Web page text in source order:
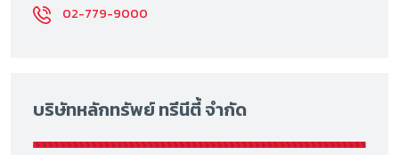
02-779-9000
บริษัทหลักทรัพย์ ทรีนีตี้ จำกัด